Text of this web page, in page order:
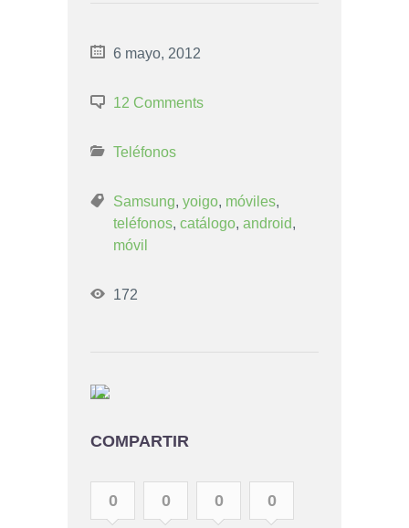
6 mayo, 2012
12 Comments
Teléfonos
Samsung, yoigo, móviles,
teléfonos, catálogo, android,
móvil
172
COMPARTIR
0 0 0 0